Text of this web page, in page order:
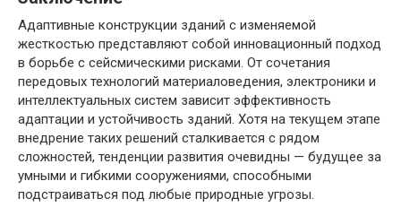
Адаптивные конструкции зданий с изменяемой
жесткостью представляют собой инновационный подход
в борьбе с сейсмическими рисками. От сочетания
передовых технологий материаловедения, электроники и
интеллектуальных систем зависит эффективность
адаптации и устойчивость зданий. Хотя на текущем этапе
внедрение таких решений сталкивается с рядом
сложностей, тенденции развития очевидны — будущее за
умными и гибкими сооружениями, способными
подстраиваться под любые природные угрозы.